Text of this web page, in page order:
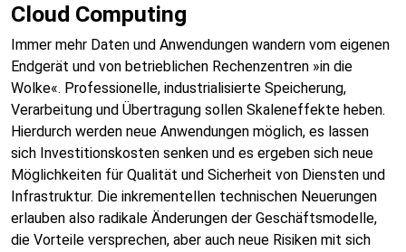
Cloud Computing
Immer mehr Daten und Anwendungen wandern vom eigenen
Endgerät und von betrieblichen Rechenzentren »in die
Wolke«. Professionelle, industrialisierte Speicherung,
Verarbeitung und Übertragung sollen Skaleneffekte heben.
Hierdurch werden neue Anwendungen möglich, es lassen
sich Investitionskosten senken und es ergeben sich neue
Möglichkeiten für Qualität und Sicherheit von Diensten und
Infrastruktur. Die inkrementellen technischen Neuerungen
erlauben also radikale Änderungen der Geschäftsmodelle,
die Vorteile versprechen, aber auch neue Risiken mit sich